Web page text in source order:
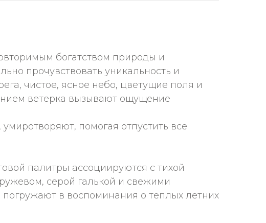
богатством природы и
прочувствовать уникальность и
чистое, ясное небо, цветущие поля и
ветерка вызывают ощущение
помогая отпустить все
палитры ассоциируются с тихой
серой галькой и свежими
в воспоминания о теплых летних